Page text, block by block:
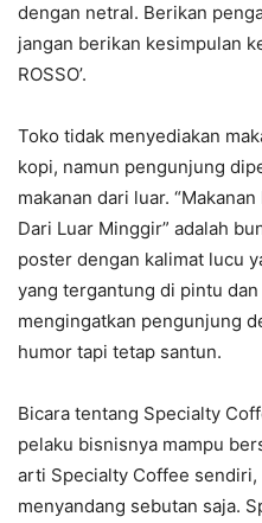
dengan netral. Berikan
jangan berikan kesimpulan
ROSSO’.
Toko tidak menyediakan
kopi, namun pengunjung
makanan dari luar.
Dari Luar Minggir” adalah
poster dengan kalimat lucu
yang tergantung di pintu
mengingatkan pengunjung
humor tapi tetap santun.
Bicara tentang Specialty
pelaku bisnisnya mampu
arti Specialty Coffee sendiri,
menyandang sebutan saja.